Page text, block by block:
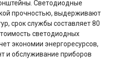
Светодиодные
прочностью, выдерживают
срок службы составляет 80
светодиодных
экономии энергоресурсов,
и обслуживание приборов